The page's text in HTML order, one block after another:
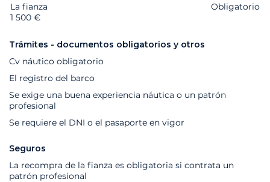
Extras Estado
La fianza
Obligatorio
1 500 €
Trámites - documentos obligatorios y otros
Cv náutico obligatorio
El registro del barco
Se exige una buena experiencia náutica o un patrón
profesional
Se requiere el DNI o el pasaporte en vigor
Seguros
La recompra de la fianza es obligatoria si contrata un
patrón profesional